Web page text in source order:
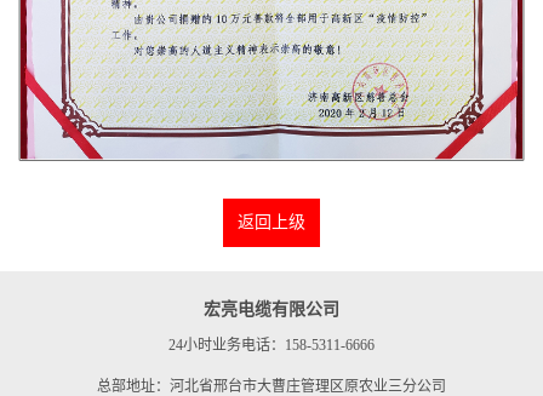
返回上级
宏亮电缆有限公司
24小时业务电话：158-5311-6666
总部地址：河北省邢台市大曹庄管理区原农业三分公司